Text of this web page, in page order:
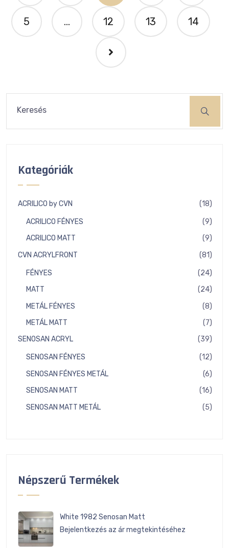
5 ... 12 13 14
Keresés
Kategóriák
ACRILICO by CVN 1818
ACRILICO FÉNYES 99
ACRILICO MATT 99
CVN ACRYLFRONT 8181
FÉNYES 2424
MATT 2424
METÁL FÉNYES 88
METÁL MATT 77
SENOSAN ACRYL 3939
SENOSAN FÉNYES 1212
SENOSAN FÉNYES METÁL 66
SENOSAN MATT 1616
SENOSAN MATT METÁL 55
Népszerű Termékek
White 1982 Senosan Matt
Bejelentkezés az ár megtekintéséhez